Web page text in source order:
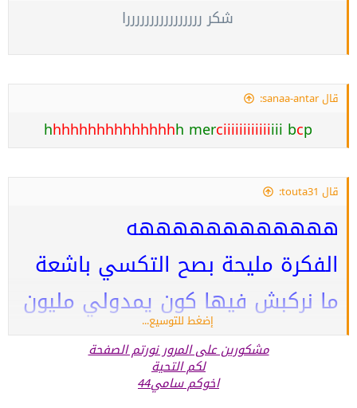
شكر ررررررررررررررررا
قال sanaa-antar:
hhhhhhhhhhhhhhhh merciiiiiiiiiiiiiii bcp
قال touta31:
ههههههههههههه
الفكرة مليحة بصح التكسي باشعة
ما نركبش فيها كون يمدولي مليون
ديرلي الطوايش في الكارطي
إضغط للتوسيع...
مشكورين على المرور نورتم الصفحة
لكم التحية
اخوكم سامي44